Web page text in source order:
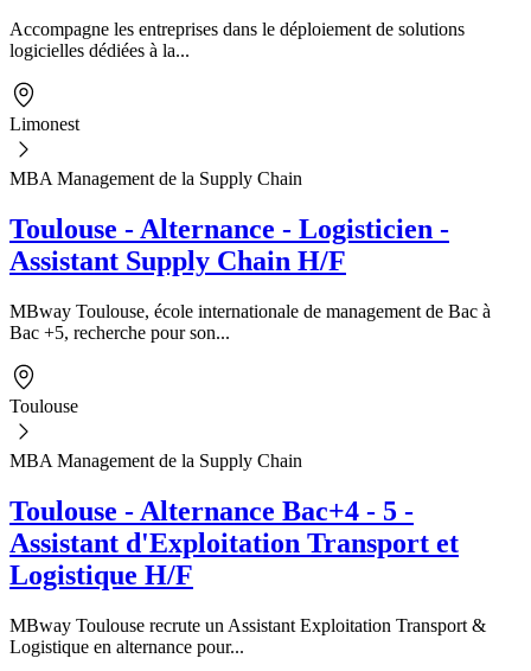
Accompagne les entreprises dans le déploiement de solutions
logicielles dédiées à la...
Limonest
MBA Management de la Supply Chain
Toulouse - Alternance - Logisticien -
Assistant Supply Chain H/F
MBway Toulouse, école internationale de management de Bac à
Bac +5, recherche pour son...
Toulouse
MBA Management de la Supply Chain
Toulouse - Alternance Bac+4 - 5 -
Assistant d'Exploitation Transport et
Logistique H/F
MBway Toulouse recrute un Assistant Exploitation Transport &
Logistique en alternance pour...